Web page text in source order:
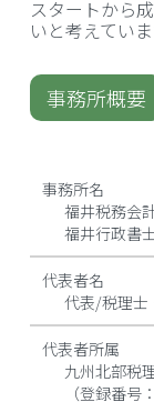
スタートから
いと考えていま
事務所概要
事務所名
福井税務会
福井行政書
代表者名
代表/税理
代表者所属
九州北部税
（登録番号